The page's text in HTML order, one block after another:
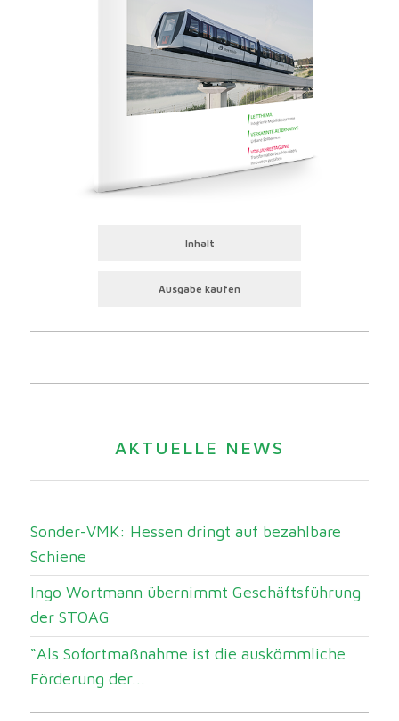
Inhalt
Ausgabe kaufen
AKTUELLE NEWS
Sonder-VMK: Hessen dringt auf bezahlbare
Schiene
Ingo Wortmann übernimmt Geschäftsführung
der STOAG
“Als Sofortmaßnahme ist die auskömmliche
Förderung der...